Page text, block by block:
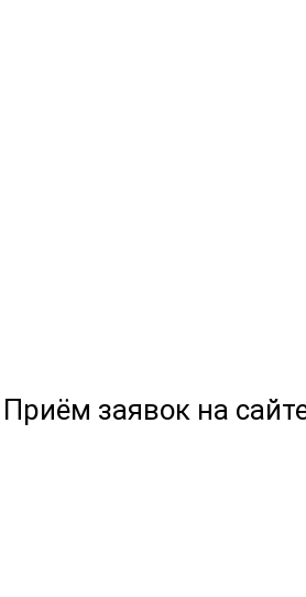
заявок на